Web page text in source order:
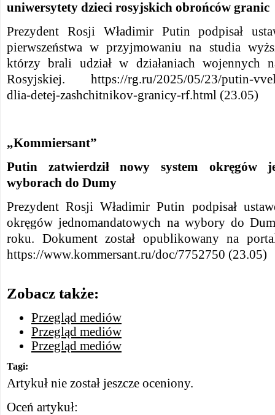
uniwersytety dzieci rosyjskich obrońców granic
Prezydent Rosji Władimir Putin podpisał
pierwszeństwa w przyjmowaniu na studia
którzy brali udział w działaniach wojennych
Rosyjskiej. https://rg.ru/2025/05/23/putin-
dlia-detej-zashchitnikov-granicy-rf.html (23.05)
„Kommiersant”
Putin zatwierdził nowy system okręgów
wyborach do Dumy
Prezydent Rosji Władimir Putin podpisał
okręgów jednomandatowych na wybory do
roku. Dokument został opublikowany na
https://www.kommersant.ru/doc/7752750 (23.05)
Zobacz także:
Przegląd mediów
Przegląd mediów
Przegląd mediów
Tagi:
Artykuł nie został jeszcze oceniony.
Oceń artykuł: